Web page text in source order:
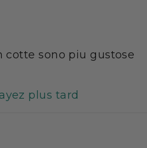
cotte sono piu gustose
plus tard